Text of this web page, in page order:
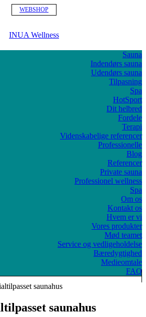
WEBSHOP
INUA Wellness
Sauna
Indendørs sauna
Udendørs sauna
Tilpasning
Spa
HotSport
Dit helbred
Fordele
Terapi
Videnskabelige referencer
Professionelle
Blog
Referencer
Private sauna
Professionel wellness
Spa
Om os
Kontakt os
Hvem er vi
Vores produkter
Mød teamet
Service og vedligeholdelse
Bæredygtighed
Medieomtale
FAQ
saunahus
saunahus